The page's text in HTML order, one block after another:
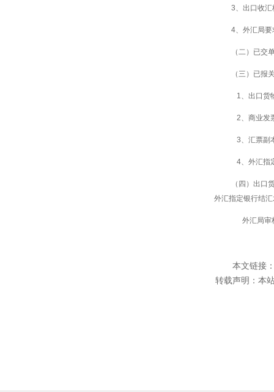
3、出口收
4、外汇局
（二）已交
（三）已报
1、出口货
2、商业发
3、汇票副
4、外汇指
（四）出口
外汇指定银行结
外汇局审
本文链接
转载声明：本